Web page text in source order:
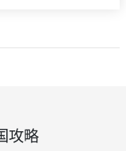
攻略